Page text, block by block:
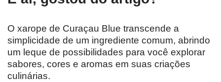
O xarope de Curaçau Blue transcende a
simplicidade de um ingrediente comum, abrindo
um leque de possibilidades para você explorar
sabores, cores e aromas em suas criações
culinárias.